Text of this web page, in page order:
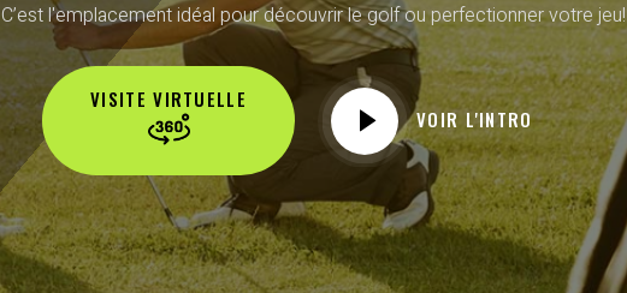
C’est l'emplacement idéal pour découvrir le golf ou perfectionner votre jeu!
VISITE VIRTUELLE
VOIR L'INTRO